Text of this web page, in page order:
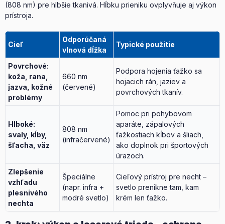
(808 nm) pre hlbšie tkanivá. Hĺbku prieniku ovplyvňuje aj výkon
prístroja.
Cieľ
Odporúčaná
vlnová dĺžka
Typické použitie
Povrchové:
koža, rana,
jazva, kožné
problémy
660 nm
(červené)
Podpora hojenia ťažko sa
hojacich rán, jaziev a
povrchových tkanív.
Hlboké:
svaly, kĺby,
šľacha, väz
808 nm
(infračervené)
Pomoc pri pohybovom
aparáte, zápalových
ťažkostiach kĺbov a šliach,
ako doplnok pri športových
úrazoch.
Zlepšenie
vzhľadu
plesnivého
nechta
Špeciálne
(napr. infra +
modré svetlo)
Cieľový prístroj pre necht –
svetlo prenikne tam, kam
krém len ťažko.